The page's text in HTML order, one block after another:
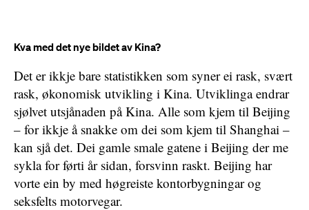
Kva med det nye bildet av Kina?
Det er ikkje bare statistikken som syner ei rask, svært
rask, økonomisk utvikling i Kina. Utviklinga endrar
sjølvet utsjånaden på Kina. Alle som kjem til Beijing
– for ikkje å snakke om dei som kjem til Shanghai –
kan sjå det. Dei gamle smale gatene i Beijing der me
sykla for førti år sidan, forsvinn raskt. Beijing har
vorte ein by med høgreiste kontorbygningar og
seksfelts motorvegar.